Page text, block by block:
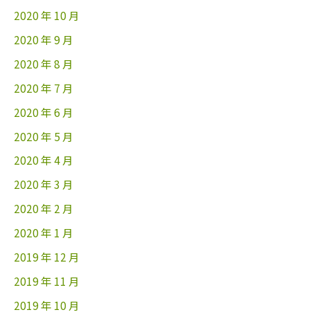
2020 年 10 月
2020 年 9 月
2020 年 8 月
2020 年 7 月
2020 年 6 月
2020 年 5 月
2020 年 4 月
2020 年 3 月
2020 年 2 月
2020 年 1 月
2019 年 12 月
2019 年 11 月
2019 年 10 月